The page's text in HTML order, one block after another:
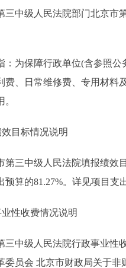
中级人民法院部门北京市
保障行政单位(含参照公
费、日常维修费、专用材料
目标情况说明
三中级人民法院填报绩效目
预算的81.27%。详见项目支
性收费情况说明
中级人民法院行政事业性
委员会 北京市财政局关于